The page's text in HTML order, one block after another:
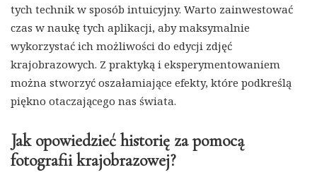
tych technik w sposób intuicyjny. Warto zainwestować
czas w naukę tych aplikacji, aby maksymalnie
wykorzystać ich możliwości do edycji zdjęć
krajobrazowych. Z praktyką i eksperymentowaniem
można stworzyć oszałamiające efekty, które podkreślą
piękno otaczającego nas świata.
Jak opowiedzieć historię za pomocą
fotografii krajobrazowej?